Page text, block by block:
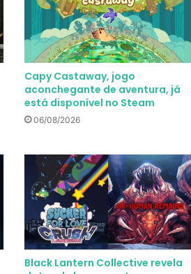
Capy Castaway, jogo
aconchegante de aventura, já
está disponível no Steam
06/08/2026
Black Lantern Collective revela